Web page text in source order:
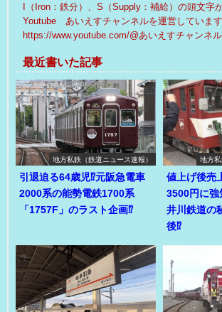
I（Iron：鉄分）、S（Supply：補給）の頭文字
Youtube あいえすチャンネルを運営しています
https://www.youtube.com/@あいえすチャンネル
最近書いた記事
地方私鉄（鉄道ニュース速報）
引退迫る64歳児⁉元阪急電車
2000系の能勢電鉄1700系
「1757F」のラスト企画⁉
地方私
値上げ後売
3500円に強
井川鉄道の
後⁉